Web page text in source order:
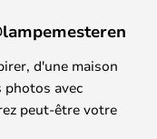
d'une maison
photos avec
peut-être votre